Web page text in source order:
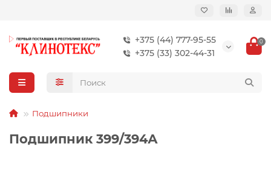
+375 (44) 777-95-55
+375 (33) 302-44-31
0
Подшипники
Подшипник 399/394А